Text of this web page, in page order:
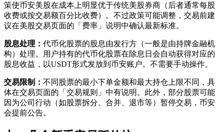
策使币安美股在成本上明显优于传统美股券商（后者通常每股
收费或按交易额百分比收费）。不过政策可能调整，交易前建
议在美股交易页面的「费率」说明中确认最新标准。
股息处理： 代币化股票的股息由发行方（一般是由持牌金融机
构）处理。用户持有的代币化股票在除息日会自动获得对应的
股息收益，以USDT形式发放到币安账户。不需要手动操作。
交易限制： 不同股票的最小下单金额和最大持仓上限不同，具
体在交易页面的「交易规则」中有说明。此外，部分股票可能
因为公司行动（如股票拆分、合并、退市等）暂停交易，币安
会提前公告。